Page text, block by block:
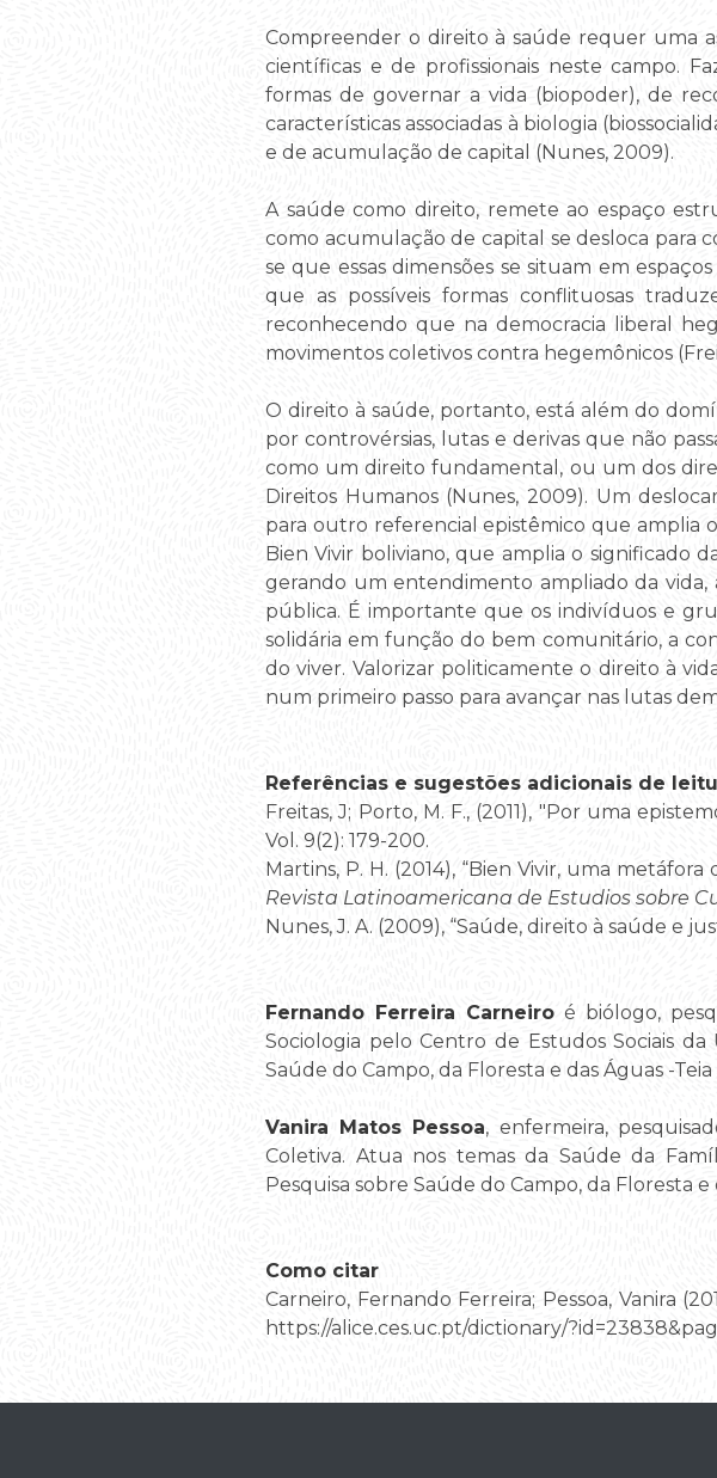
Compreender o direito à saúde requer uma
científicas e de profissionais neste campo.
formas de governar a vida (biopoder), de
características associadas à biologia
e de acumulação de capital (Nunes, 2009).
A saúde como direito, remete ao espaço
como acumulação de capital se desloca para
se que essas dimensões se situam em
que as possíveis formas conflituosas
reconhecendo que na democracia liberal
movimentos coletivos contra hegemônicos
O direito à saúde, portanto, está além do
por controvérsias, lutas e derivas que não
como um direito fundamental, ou um dos
Direitos Humanos (Nunes, 2009). Um
para outro referencial epistêmico que amplia
Bien Vivir boliviano, que amplia o significado
gerando um entendimento ampliado da vida,
pública. É importante que os indivíduos e
solidária em função do bem comunitário, a
do viver. Valorizar politicamente o direito à
num primeiro passo para avançar nas lutas
Referências e sugestões adicionais de
Freitas, J; Porto, M. F., (2011), "Por uma
Vol. 9(2): 179-200.
Martins, P. H. (2014), “Bien Vivir, uma
Revista Latinoamericana de Estudios sobre
Nunes, J. A. (2009), “Saúde, direito à saúde e
Fernando Ferreira Carneiroé biólogo,
Sociologia pelo Centro de Estudos Sociais
Saúde do Campo, da Floresta e das Águas -
Vanira Matos Pessoa, enfermeira,
Coletiva. Atua nos temas da Saúde da
Pesquisa sobre Saúde do Campo, da Floresta
Como citar
Carneiro, Fernando Ferreira; Pessoa, Vanira
https://alice.ces.uc.pt/dictionary/